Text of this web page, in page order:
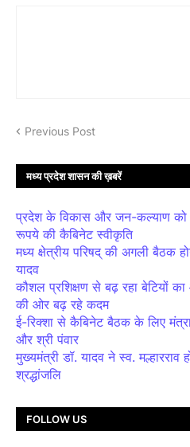
Previous Post
मध्य प्रदेश शासन की ख़बरें
प्रदेश के विकास और जन-कल्याण
रूपये की कैबिनेट स्वीकृति
मध्य क्षेत्रीय परिषद् की अगली बैठक
यादव
कौशल प्रशिक्षण से बढ़ रहा बेटियों का
की ओर बढ़ रहे कदम
ई-रिक्शा से कैबिनेट बैठक के लिए
और श्री पंवार
मुख्यमंत्री डॉ. यादव ने स्व. मल्हारराव
श्रद्धांजलि
FOLLOW US